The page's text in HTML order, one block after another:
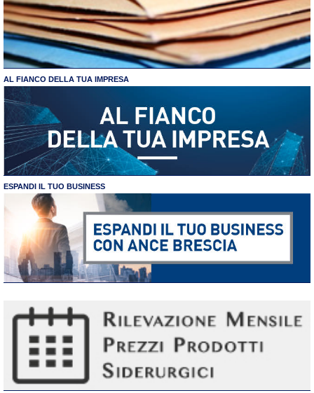
AL FIANCO DELLA TUA IMPRESA
ESPANDI IL TUO BUSINESS